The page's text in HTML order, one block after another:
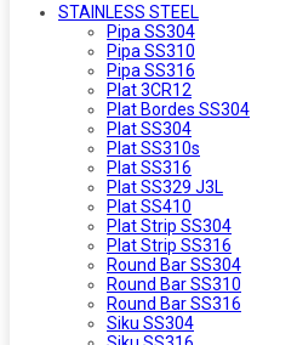
STAINLESS STEEL
Pipa SS304
Pipa SS310
Pipa SS316
Plat 3CR12
Plat Bordes SS304
Plat SS304
Plat SS310s
Plat SS316
Plat SS329 J3L
Plat SS410
Plat Strip SS304
Plat Strip SS316
Round Bar SS304
Round Bar SS310
Round Bar SS316
Siku SS304